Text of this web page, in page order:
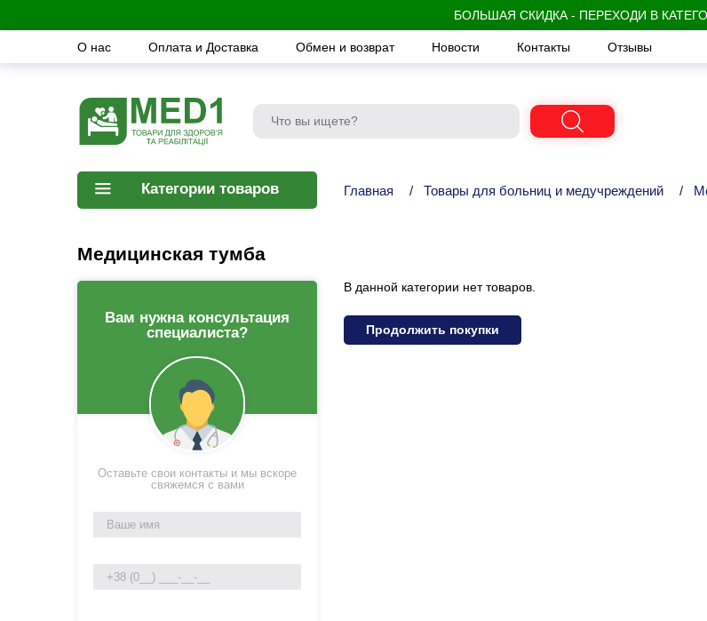
БОЛЬШАЯ СКИДКА - ПЕРЕХОДИ В
О нас Оплата и Доставка Обмен и возврат Новости Контакты Отзывы
Категории товаров Главная / Товары для больниц и медучреждений /
Медицинская тумба
Вам нужна консультация
специалиста?
Оставьте свои контакты и мы вскоре
свяжемся с вами
В данной категории нет товаров.
Продолжить покупки